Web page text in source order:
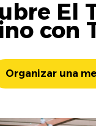
El
con
Organizar una